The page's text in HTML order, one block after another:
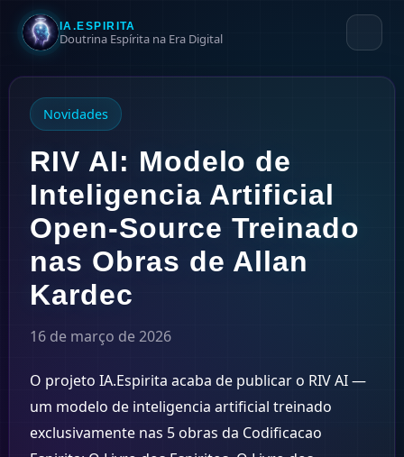
IA.ESPIRITA
Doutrina Espírita na Era Digital
Novidades
RIV AI: Modelo de
Inteligencia Artificial
Open-Source Treinado
nas Obras de Allan
Kardec
16 de março de 2026
O projeto IA.Espirita acaba de publicar o RIV AI —
um modelo de inteligencia artificial treinado
exclusivamente nas 5 obras da Codificacao